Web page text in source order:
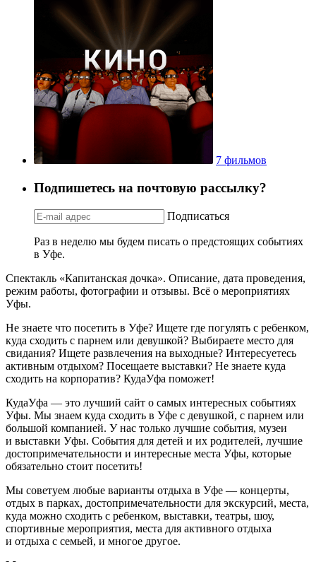
7 фильмов
Подпишетесь на почтовую рассылку?
Подписаться
Раз в неделю мы будем писать о предстоящих событиях
в Уфе.
Спектакль «Капитанская дочка». Описание, дата проведения,
режим работы, фотографии и отзывы. Всё о мероприятиях
Уфы.
Не знаете что посетить в Уфе? Ищете где погулять с ребенком,
куда сходить с парнем или девушкой? Выбираете место для
свидания? Ищете развлечения на выходные? Интересуетесь
активным отдыхом? Посещаете выставки? Не знаете куда
сходить на корпоратив? КудаУфа поможет!
КудаУфа — это лучший сайт о самых интересных событиях
Уфы. Мы знаем куда сходить в Уфе с девушкой, с парнем или
большой компанией. У нас только лучшие события, музеи
и выставки Уфы. События для детей и их родителей, лучшие
достопримечательности и интересные места Уфы, которые
обязательно стоит посетить!
Мы советуем любые варианты отдыха в Уфе — концерты,
отдых в парках, достопримечательности для экскурсий, места,
куда можно сходить с ребенком, выставки, театры, шоу,
спортивные мероприятия, места для активного отдыха
и отдыха с семьей, и многое другое.